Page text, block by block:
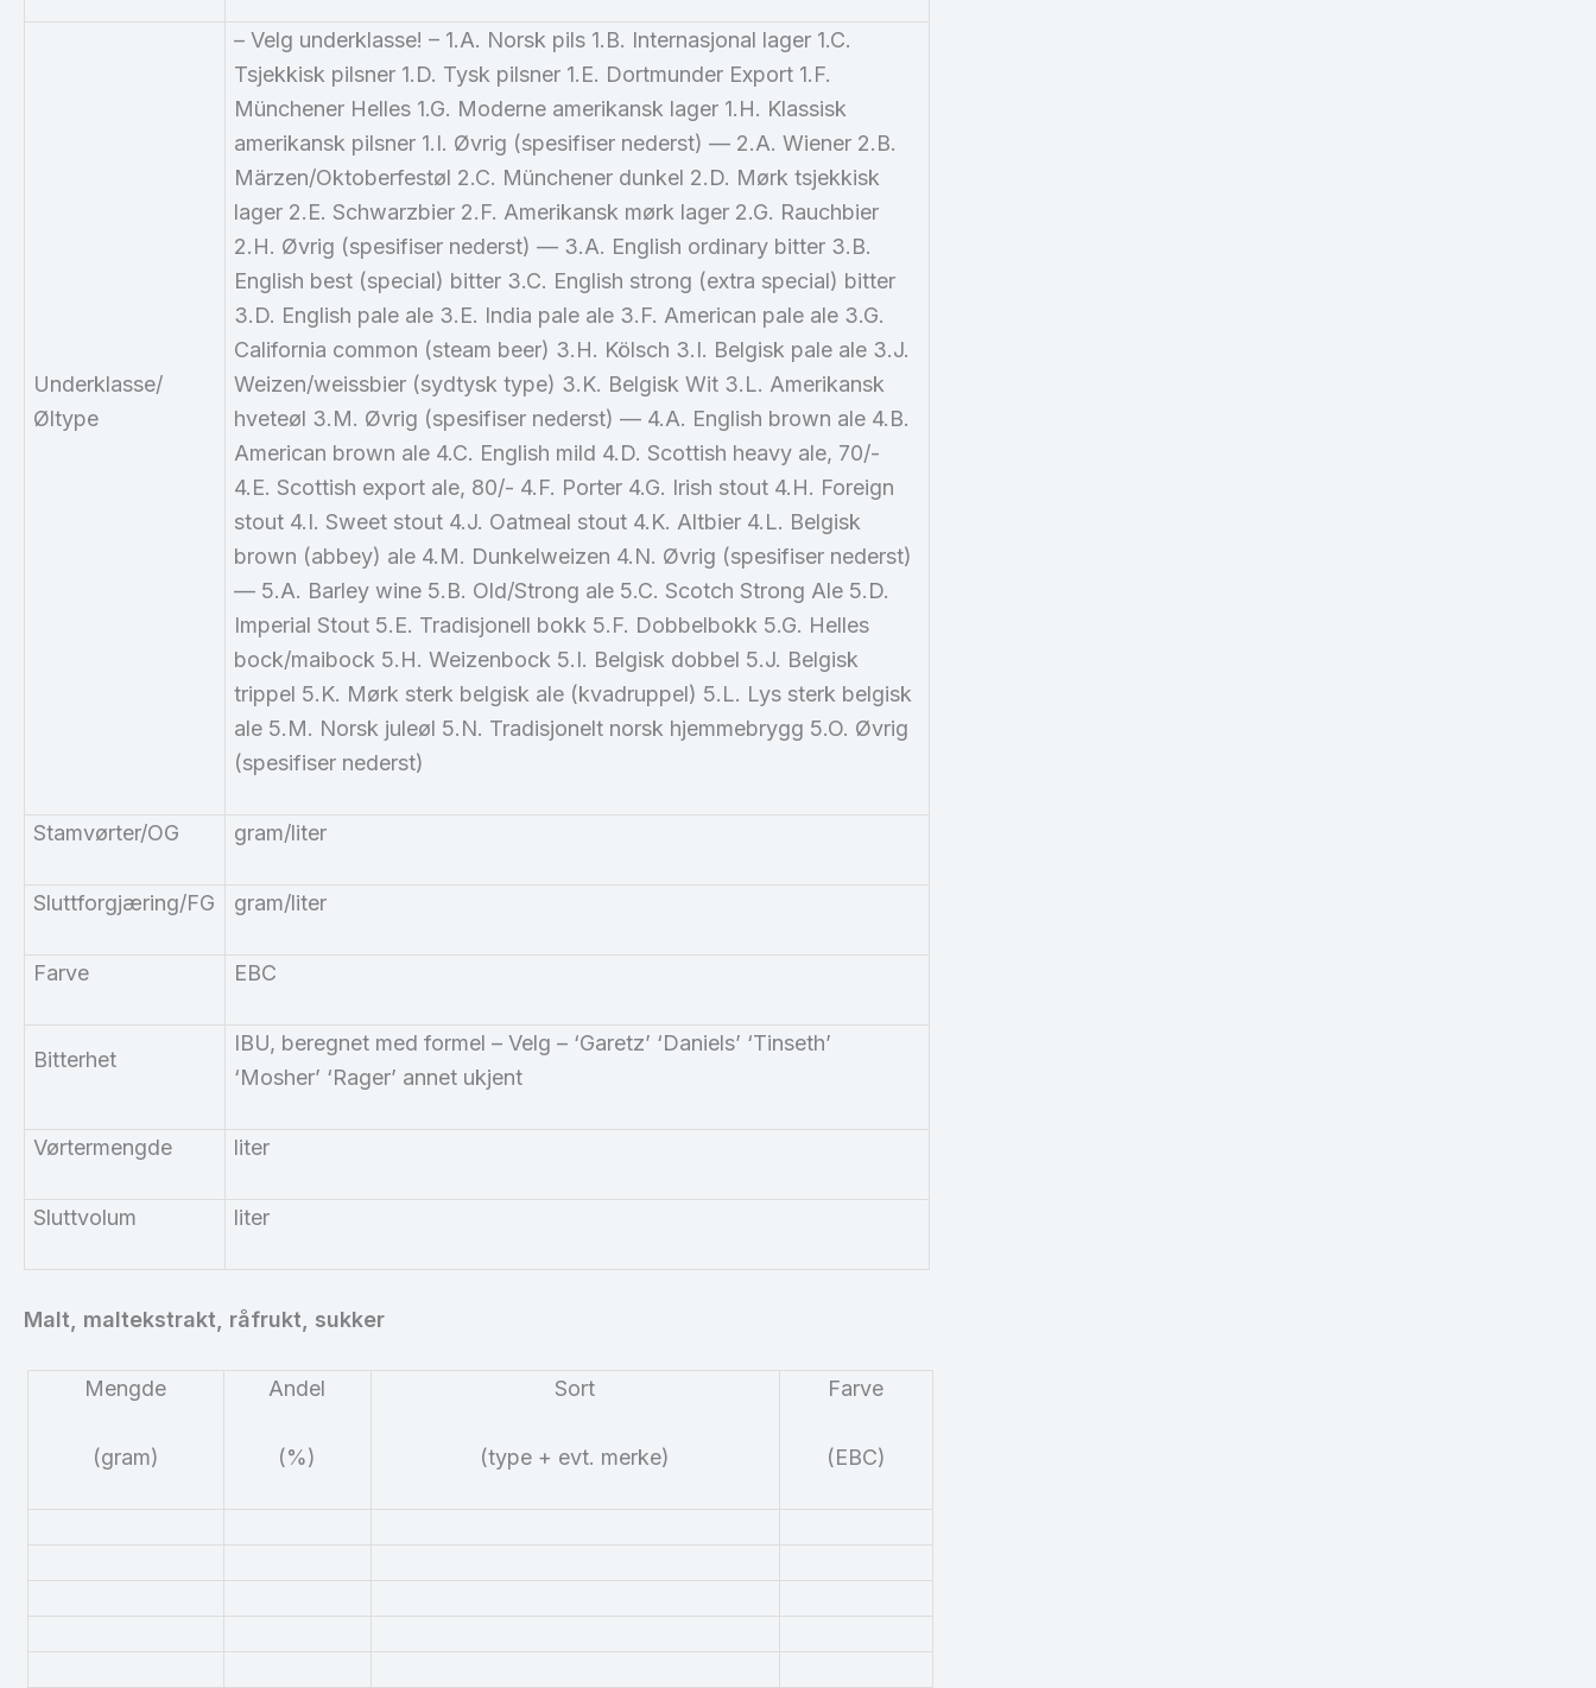
Underklasse/
Øltype
– Velg underklasse! – 1.A. Norsk pils 1.B. Internasjonal lager 1.C.
Tsjekkisk pilsner 1.D. Tysk pilsner 1.E. Dortmunder Export 1.F.
Münchener Helles 1.G. Moderne amerikansk lager 1.H. Klassisk
amerikansk pilsner 1.I. Øvrig (spesifiser nederst) — 2.A. Wiener 2.B.
Märzen/Oktoberfestøl 2.C. Münchener dunkel 2.D. Mørk tsjekkisk
lager 2.E. Schwarzbier 2.F. Amerikansk mørk lager 2.G. Rauchbier
2.H. Øvrig (spesifiser nederst) — 3.A. English ordinary bitter 3.B.
English best (special) bitter 3.C. English strong (extra special) bitter
3.D. English pale ale 3.E. India pale ale 3.F. American pale ale 3.G.
California common (steam beer) 3.H. Kölsch 3.I. Belgisk pale ale 3.J.
Weizen/weissbier (sydtysk type) 3.K. Belgisk Wit 3.L. Amerikansk
hveteøl 3.M. Øvrig (spesifiser nederst) — 4.A. English brown ale 4.B.
American brown ale 4.C. English mild 4.D. Scottish heavy ale, 70/-
4.E. Scottish export ale, 80/- 4.F. Porter 4.G. Irish stout 4.H. Foreign
stout 4.I. Sweet stout 4.J. Oatmeal stout 4.K. Altbier 4.L. Belgisk
brown (abbey) ale 4.M. Dunkelweizen 4.N. Øvrig (spesifiser nederst)
— 5.A. Barley wine 5.B. Old/Strong ale 5.C. Scotch Strong Ale 5.D.
Imperial Stout 5.E. Tradisjonell bokk 5.F. Dobbelbokk 5.G. Helles
bock/maibock 5.H. Weizenbock 5.I. Belgisk dobbel 5.J. Belgisk
trippel 5.K. Mørk sterk belgisk ale (kvadruppel) 5.L. Lys sterk belgisk
ale 5.M. Norsk juleøl 5.N. Tradisjonelt norsk hjemmebrygg 5.O. Øvrig
(spesifiser nederst)
Stamvørter/OG gram/liter
Sluttforgjæring/FG gram/liter
Farve EBC
Bitterhet
IBU, beregnet med formel – Velg – ‘Garetz’ ‘Daniels’ ‘Tinseth’
‘Mosher’ ‘Rager’ annet ukjent
Vørtermengde liter
Sluttvolum liter
Malt, maltekstrakt, råfrukt , sukker
Mengde
(gram)
Andel
(%)
Sort
(type + evt. merke)
Farve
(EBC)